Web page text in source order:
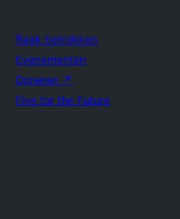
Raak betrokken
Evenementen
Doneren ↗
Five for the Future